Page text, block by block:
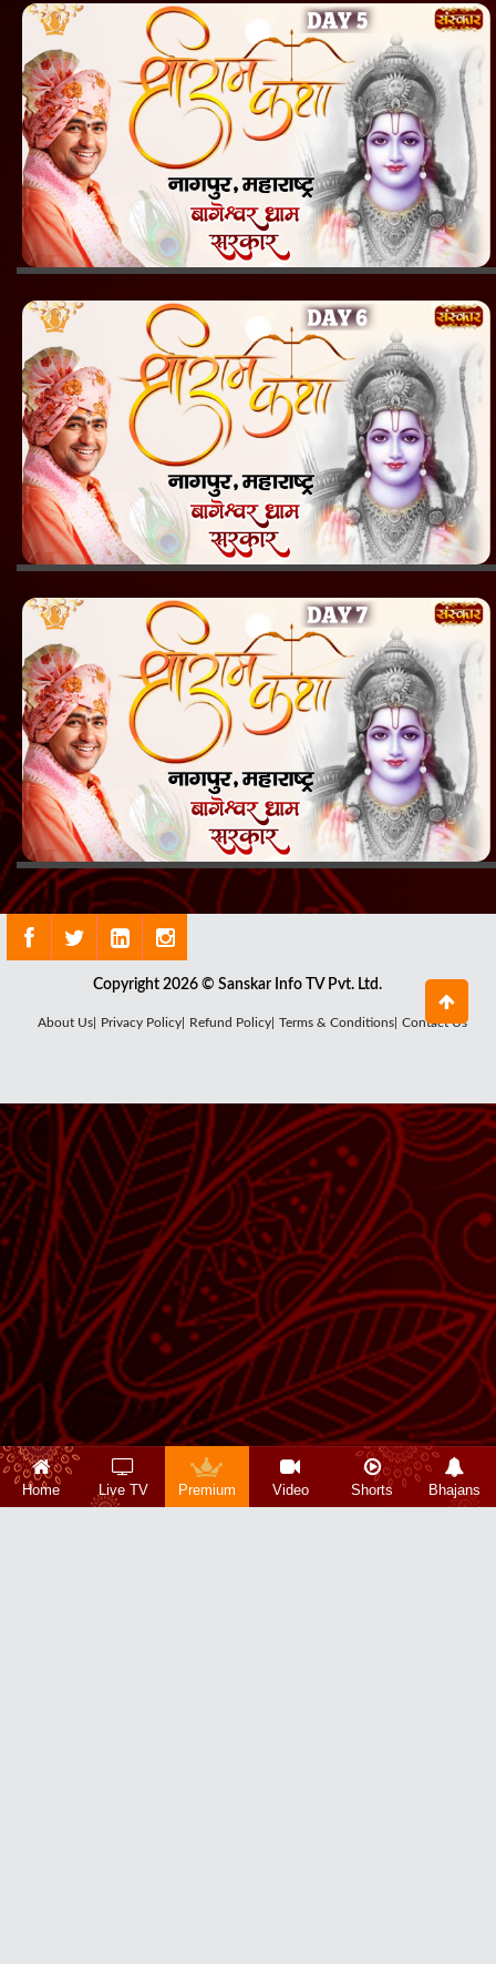
Copyright 2026 © Sanskar Info TV Pvt. Ltd.
About Us| Privacy Policy| Refund Policy| Terms & Conditions| Contact Us
Home Live TV Premium Video Shorts Bhajans